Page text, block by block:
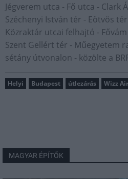
Jégverem utca - Fő utca - Clark
Széchenyi István tér - Eötvös
Közraktár utcai felhajtó -
Szent Gellért tér - Műegyetem
sétány útvonalon - közölte a
Helyi Budapest útlezárás Wizz
MAGYAR ÉPÍTŐK